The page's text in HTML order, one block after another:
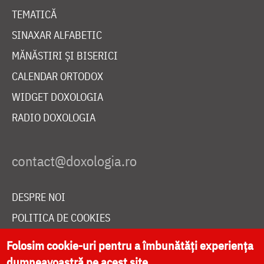
TEMATICĂ
SINAXAR ALFABETIC
MĂNĂSTIRI ȘI BISERICI
CALENDAR ORTODOX
WIDGET DOXOLOGIA
RADIO DOXOLOGIA
DESPRE NOI
POLITICA DE COOKIES
DONEAZĂ ONLINE PENTRU CATEDRALA NAȚIONALĂ
Folosim cookie-uri pentru a îmbunătăți experiența